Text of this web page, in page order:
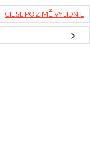
CÍL SE PO ZIMĚ VYLIDNIL